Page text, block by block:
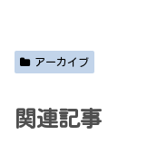
アーカイブ
関連記事